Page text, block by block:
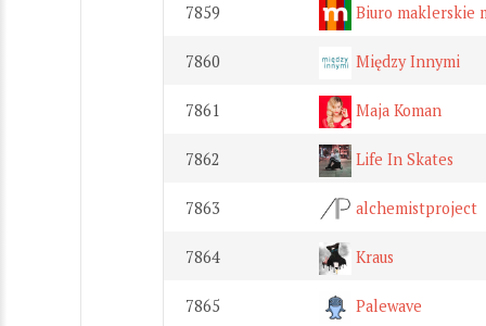
7859 Biuro maklerskie
7860 Między Innymi
7861 Maja Koman
7862 Life In Skates
7863 alchemistproject
7864 Kraus
7865 Palewave